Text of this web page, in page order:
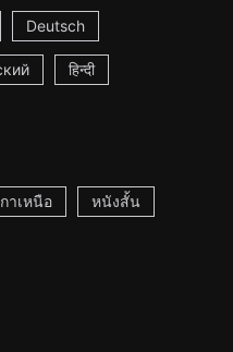
Deutsch
हिन्दी
าเหนือ หนังสั้น